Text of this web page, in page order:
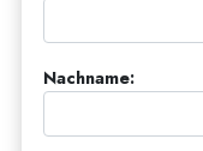
Nachname: